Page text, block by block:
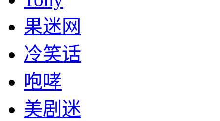
果迷网
冷笑话
咆哮
美剧迷